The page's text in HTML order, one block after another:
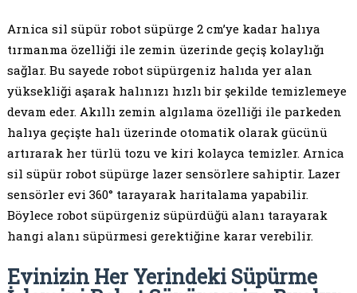
Arnica sil süpür robot süpürge 2 cm’ye kadar halıya
tırmanma özelliği ile zemin üzerinde geçiş kolaylığı
sağlar. Bu sayede robot süpürgeniz halıda yer alan
yüksekliği aşarak halınızı hızlı bir şekilde temizlemeye
devam eder. Akıllı zemin algılama özelliği ile parkeden
halıya geçişte halı üzerinde otomatik olarak gücünü
artırarak her türlü tozu ve kiri kolayca temizler. Arnica
sil süpür robot süpürge lazer sensörlere sahiptir. Lazer
sensörler evi 360° tarayarak haritalama yapabilir.
Böylece robot süpürgeniz süpürdüğü alanı tarayarak
hangi alanı süpürmesi gerektiğine karar verebilir.
Evinizin Her Yerindeki Süpürme